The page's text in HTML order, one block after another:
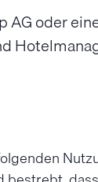
AG oder